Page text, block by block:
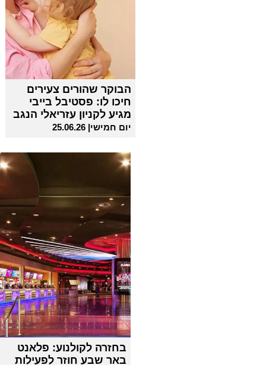
הבוקר שהורים צעירים
חיכו לו: פסטיבל בייבי
מגיע לקניון עזריאלי הנגב
יום חמישי| 25.06.26
בחזרה לקולנוע: פלאנט
באר שבע חוזר לפעילות